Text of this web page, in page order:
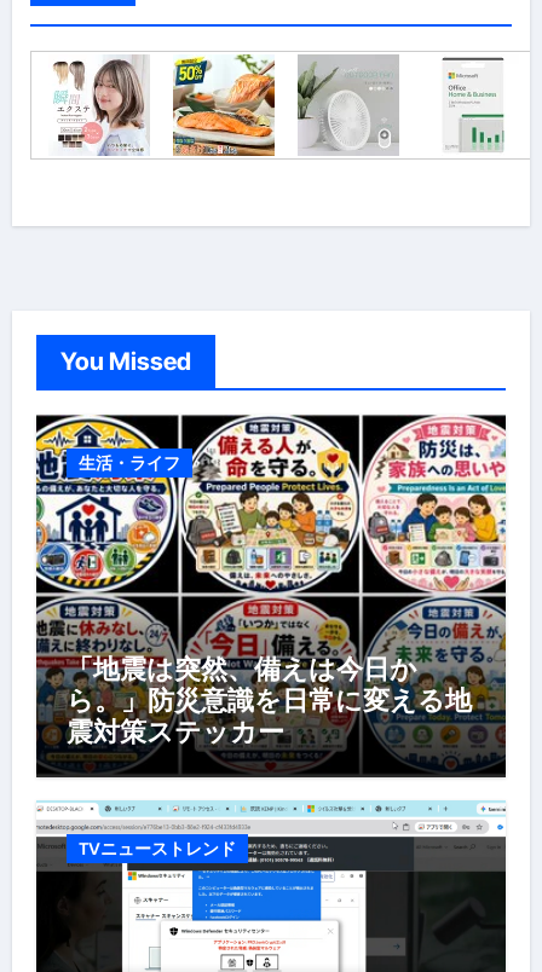
You Missed
生活・ライフ
「地震は突然、備えは今日か
ら。」防災意識を日常に変える地
震対策ステッカー
TVニューストレンド